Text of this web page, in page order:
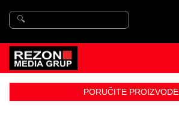
PORUČITE PROIZVODE